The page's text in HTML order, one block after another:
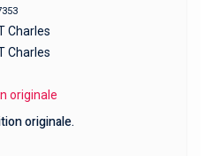
Charles
Charles
originale
originale.